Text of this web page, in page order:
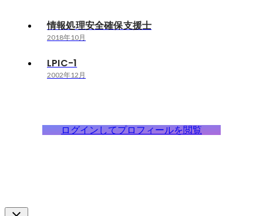
情報処理安全確保支援士
2018年10月
LPIC-1
2002年12月
ログインしてプロフィールを閲覧